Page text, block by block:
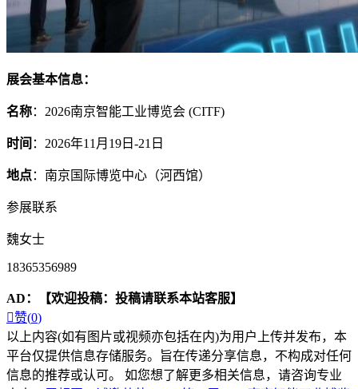
展会基本信息：
名称：2026南京智能工业博览会 (CITF)
时间 ：2026年11月19日-21日
地点：南京国际博览中心（河西馆）
参展联系
魏女士
18365356989
AD：
【欢迎投稿：投稿请联系本站客服】
赞(0)
以上内容(如有图片或视频亦包括在内)为用户上传并发布，本
平台仅提供信息存储服务。旨在传递分享信息，不构成对任何
信息的推荐或认可。 如您想了解更多相关信息，请咨询专业